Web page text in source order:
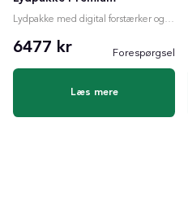
Lydpakke med digital forstærker og valgfri subwoofer
6477 kr Forespørgsel
Læs mere